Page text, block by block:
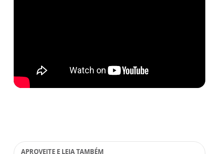
APROVEITE E LEIA TAMBÉM